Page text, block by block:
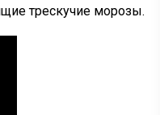
трескучие морозы.